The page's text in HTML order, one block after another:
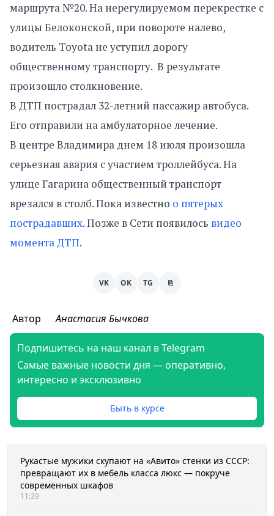
маршрута №20. На нерегулируемом перекрестке с
улицы Белоконской, при повороте налево,
водитель Toyota не уступил дорогу
общественному транспорту. В результате
произошло столкновение.
В ДТП пострадал 32-летний пассажир автобуса.
Его отправили на амбулаторное лечение.
В центре Владимира днем 18 июля произошла
серьезная авария с участием троллейбуса. На
улице Гагарина общественный транспорт
врезался в столб. Пока известно о пятерых
пострадавших. Позже в Сети появилось видео
момента ДТП.
VK OK TG ⎘
Автор Анастасия Бычкова
Подпишитесь на наш канал в Telegram
Самые важные новости дня — оперативно,
интересно и эксклюзивно
Быть в курсе
Рукастые мужики скупают на «Авито» стенки из СССР:
превращают их в мебель класса люкс — покруче
современных шкафов
11:39